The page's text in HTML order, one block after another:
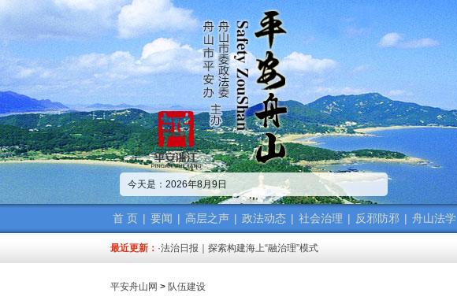
今天是：2026年8月9日
首 页 | 要闻 | 高层之声 | 政法动态 | 社会治理 | 反邪防邪 | 舟山法学
最近更新：
·中共舟山市委政法委员会招聘公告
·市委政法委机关传达学习省、市“新春第一会”精神
·市委政法工作会议召开 梁雪冬讲话
·中共浙江省委常委、政法委书记王成国致全省政法干警的新春贺词
·市委政法委机关召开年度考核会
·梁雪冬带队开展春节前安全督导检查工作
·法治日报｜探索构建海上“融治理”模式
·2025年度市委政法委员会第一次全体（扩大）会议召开
·中共舟山市委政法委员会招聘公告
平安舟山网 > 队伍建设